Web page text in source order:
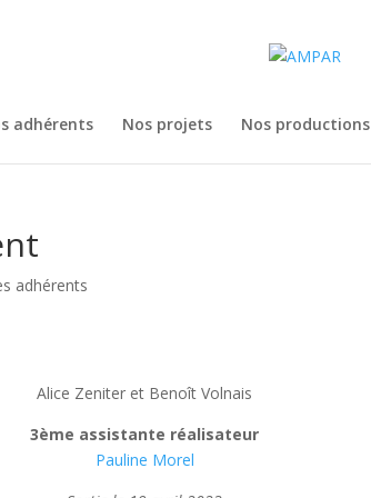
adhérents Nos projets Nos productions
adhérents
Alice Zeniter et Benoît Volnais
3ème assistante réalisateur
Pauline Morel